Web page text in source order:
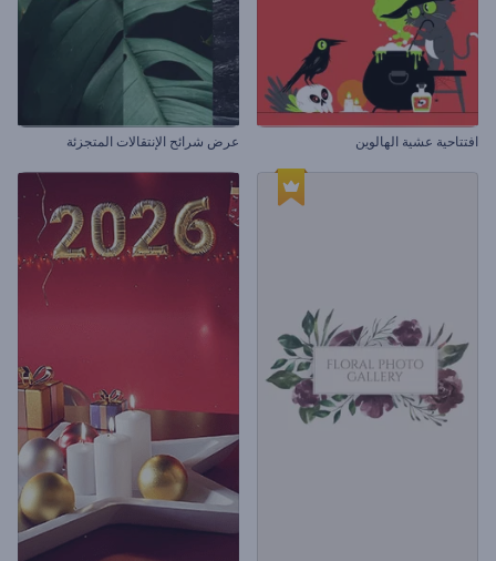
افتتاحية عشية الهالوين عرض شرائح الإنتقالات المتجزئة